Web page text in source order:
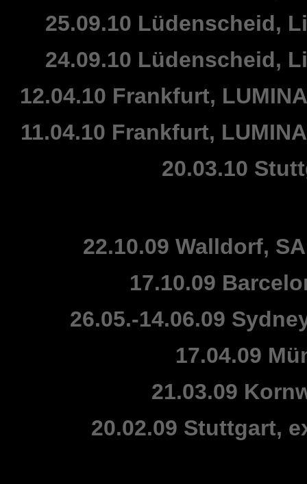
25.09.10 Lüdenscheid,
24.09.10 Lüdenscheid,
12.04.10 Frankfurt,
11.04.10 Frankfurt,
20.03.10
22.10.09 Walldorf,
17.10.09
26.05.-14.06.09
17.04.09
21.03.09
20.02.09 Stuttgart,